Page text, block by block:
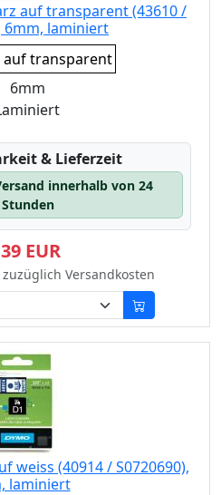
auf transparent (43610 /
6mm, laminiert
auf transparent
6mm
& Lieferzeit
innerhalb von 24
Stunden
EUR
Versandkosten
weiss (40914 / S0720690),
laminiert